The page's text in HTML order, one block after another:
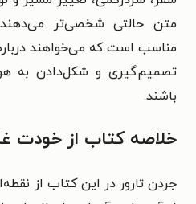
متن حالتی شخصی‌تر
مناسب است که می‌خواهند
تصمیم‌گیری و شکل‌دادن به
باشند.
خلاصه کتاب از خودت
جردن تارور در این کتاب از